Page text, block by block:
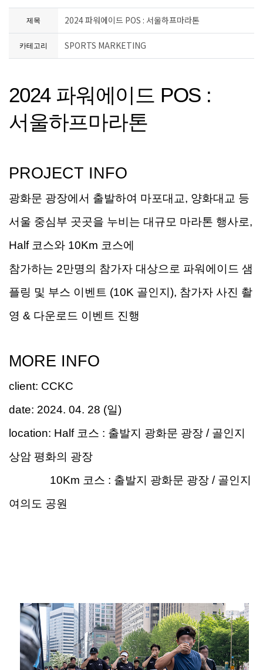
제목 2024 파워에이드 POS : 서울하프마라톤
카테고리 SPORTS MARKETING
2024 파워에이드 POS :
서울하프마라톤
PROJECT INFO
광화문 광장에서 출발하여 마포대교, 양화대교 등
서울 중심부 곳곳을 누비는 대규모 마라톤 행사로,
Half 코스와 10Km 코스에
참가하는 2만명의 참가자 대상으로 파워에이드 샘
플링 및 부스 이벤트 (10K 골인지), 참가자 사진 촬
영 & 다운로드 이벤트 진행
MORE INFO
client: CCKC
date: 2024. 04. 28 (일)
location: Half 코스 : 출발지 광화문 광장 / 골인지
상암 평화의 광장
10Km 코스 : 출발지 광화문 광장 / 골인지
여의도 공원